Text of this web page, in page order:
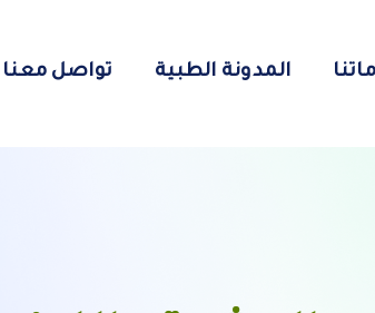
المدونة الطبية تواصل معنا